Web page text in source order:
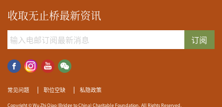
收取无止桥最新资讯
订阅
常见问题 职位空缺 私隐政策
Copyright © Wu Zhi Qiao (Bridge to China) Charitable Foundation. All Rights Reserved.